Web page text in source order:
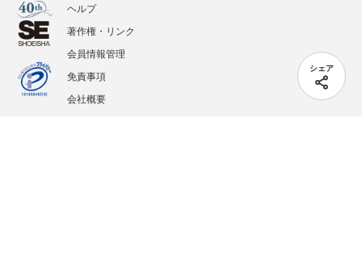
シェア
ヘルプ
著作権・リンク
会員情報管理
免責事項
会社概要